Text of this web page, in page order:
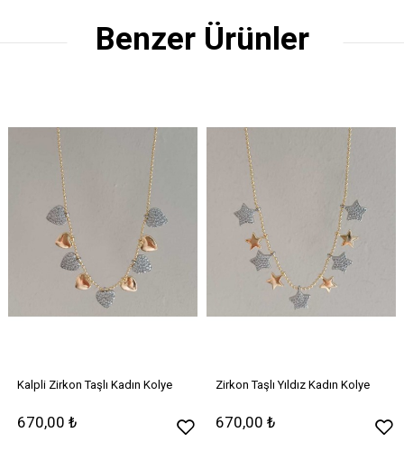
Benzer Ürünler
Kalpli Zirkon Taşlı Kadın Kolye
670,00 ₺
Zirkon Taşlı Yıldız Kadın Kolye
670,00 ₺